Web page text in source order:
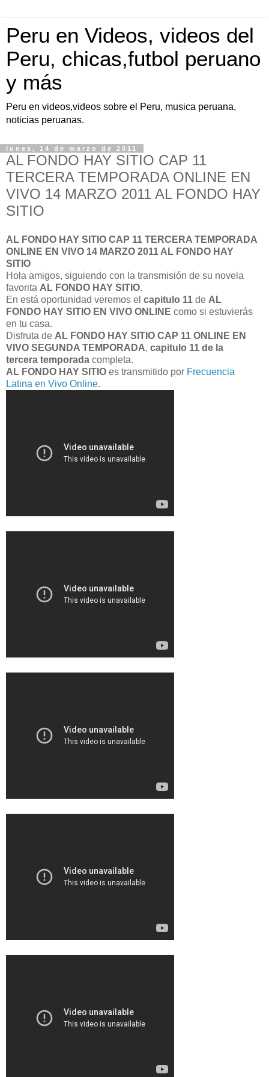
Peru en Videos, videos del
Peru, chicas,futbol peruano
y más
Peru en videos,videos sobre el Peru, musica peruana,
noticias peruanas.
lunes, 14 de marzo de 2011
AL FONDO HAY SITIO CAP 11
TERCERA TEMPORADA ONLINE EN
VIVO 14 MARZO 2011 AL FONDO HAY
SITIO
AL FONDO HAY SITIO CAP 11 TERCERA TEMPORADA
ONLINE EN VIVO 14 MARZO 2011 AL FONDO HAY
SITIO
Hola amigos, siguiendo con la transmisión de su novela
favorita AL FONDO HAY SITIO.
En está oportunidad veremos el capitulo 11 de AL
FONDO HAY SITIO EN VIVO ONLINE como si estuvierás
en tu casa.
Disfruta de AL FONDO HAY SITIO CAP 11 ONLINE EN
VIVO SEGUNDA TEMPORADA, capitulo 11 de la
tercera temporada completa.
AL FONDO HAY SITIO es transmitido por Frecuencia
Latina en Vivo Online.